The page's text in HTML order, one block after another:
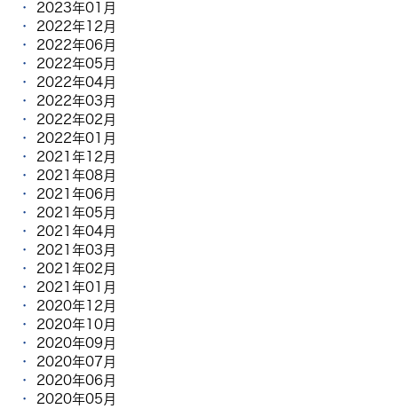
2023年01月
2022年12月
2022年06月
2022年05月
2022年04月
2022年03月
2022年02月
2022年01月
2021年12月
2021年08月
2021年06月
2021年05月
2021年04月
2021年03月
2021年02月
2021年01月
2020年12月
2020年10月
2020年09月
2020年07月
2020年06月
2020年05月